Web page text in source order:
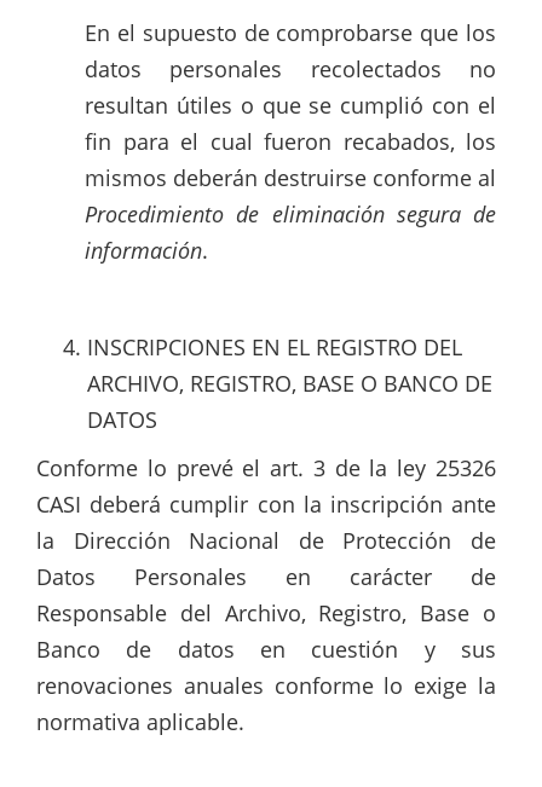
En el supuesto de comprobarse que los
datos personales recolectados no
resultan útiles o que se cumplió con el
fin para el cual fueron recabados, los
mismos deberán destruirse conforme al
Procedimiento de eliminación segura de
información.
INSCRIPCIONES EN EL REGISTRO DEL
ARCHIVO, REGISTRO, BASE O BANCO DE
DATOS
Conforme lo prevé el art. 3 de la ley 25326
CASI deberá cumplir con la inscripción ante
la Dirección Nacional de Protección de
Datos Personales en carácter de
Responsable del Archivo, Registro, Base o
Banco de datos en cuestión y sus
renovaciones anuales conforme lo exige la
normativa aplicable.